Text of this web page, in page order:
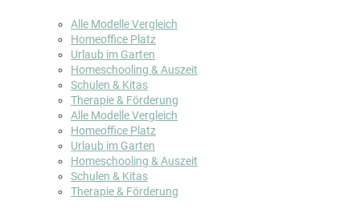
Alle Modelle Vergleich
Homeoffice Platz
Urlaub im Garten
Homeschooling & Auszeit
Schulen & Kitas
Therapie & Förderung
Alle Modelle Vergleich
Homeoffice Platz
Urlaub im Garten
Homeschooling & Auszeit
Schulen & Kitas
Therapie & Förderung